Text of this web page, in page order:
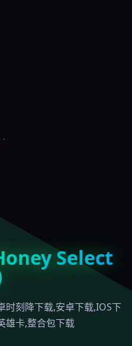
Select
时刻降下载,安卓下载,IOS下
雄卡,整合包下载